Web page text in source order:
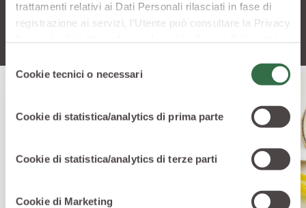
trattamenti relativi ai Dati Personali rilasciati in fase di
registrazione ai servizi, l’Utente può consultare la Privacy
specifiche per i servizi forniti tramite il Sito Web.
delCookie tecnici o necessari
Cookie di statistica/analytics di prima parte
Cookie di statistica/analytics di terze parti
Cookie di Marketing